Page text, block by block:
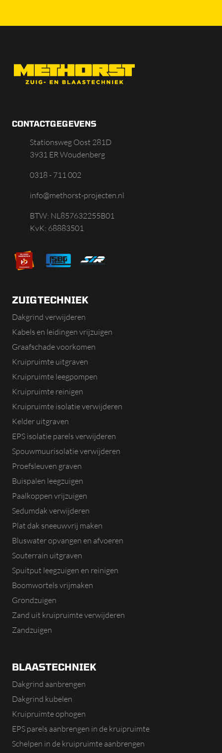
CONTACTGEGEVENS
Stationsweg Oost 281D
3931 ER Woudenberg
0318 - 711 002
info@methorst-projecten.nl
BTW: NL857632255B01
KvK: 68883501
ZUIGTECHNIEK
Dakgrind verwijderen
Kabels en leidingen vrijzuigen
Graafschade voorkomen
Kruipruimte uitgraven
Kruipruimte leegpompen
Kruipruimte reinigen
Kruipruimte isolatie verwijderen
Kelder uitgraven
EPS isolatie parels verwijderen
Spouwmuurisolatie verwijderen
Proefsleuven graven
Buispalen leegzuigen
Paalkoppen vrijzuigen
Sedumdak verwijderen
Plat dak sneeuwvrij maken
Bluswater opvangen en afvoeren
Souterrain uitgraven
Spuitput leegzuigen en reinigen
Boomwortels vrijmaken
Grondzuigen
Zand uit kruipruimte verwijderen
Zandzuigen
BLAASTECHNIEK
Dakgrind aanbrengen
Dakgrind kubelen
Kruipruimte ophogen
EPS parels aanbrengen in de kruipruimte
Schelpen in de kruipruimte aanbrengen